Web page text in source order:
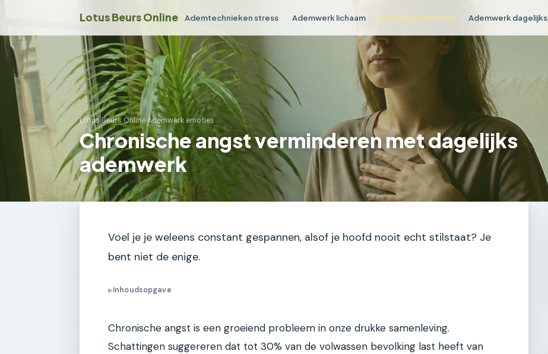
Lotus Beurs Online Ademtechnieken stress Ademwerk lichaam Ademwerk emoties Ademwerk dagelijks
Lotus Beurs Online›Ademwerk emoties
Chronische angst verminderen met dagelijks
ademwerk
Voel je je weleens constant gespannen, alsof je hoofd nooit echt stilstaat? Je
bent niet de enige.
▶Inhoudsopgave
Chronische angst is een groeiend probleem in onze drukke samenleving.
Schattingen suggereren dat tot 30% van de volwassen bevolking last heeft van